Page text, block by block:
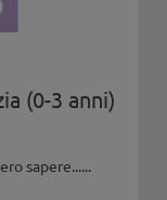
(0-3 anni)
sapere......